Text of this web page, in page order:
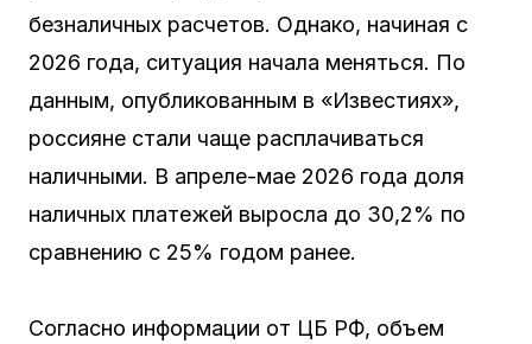
безналичных расчетов. Однако, начиная с
2026 года, ситуация начала меняться. По
данным, опубликованным в «Известиях»,
россияне стали чаще расплачиваться
наличными. В апреле-мае 2026 года доля
наличных платежей выросла до 30,2% по
сравнению с 25% годом ранее.
Согласно информации от ЦБ РФ, объем